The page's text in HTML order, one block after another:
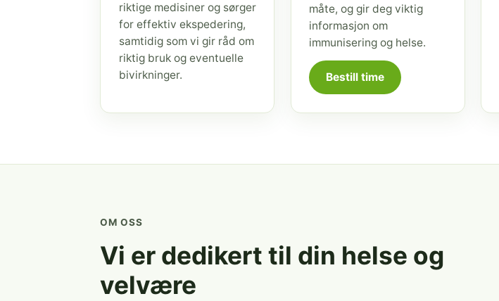
riktige medisiner og sørger
for effektiv ekspedering,
samtidig som vi gir råd om
riktig bruk og eventuelle
bivirkninger.
måte, og gir deg viktig
informasjon om
immunisering og helse.
Bestill time
OM OSS
Vi er dedikert til din helse og
velvære